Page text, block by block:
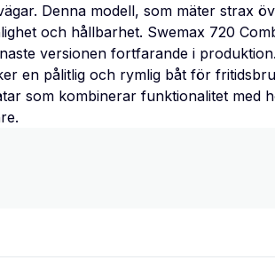
Denna modell, som mäter strax
och hållbarhet. Swemax 720
versionen fortfarande i
en pålitlig och rymlig båt för
som kombinerar funktionalitet med